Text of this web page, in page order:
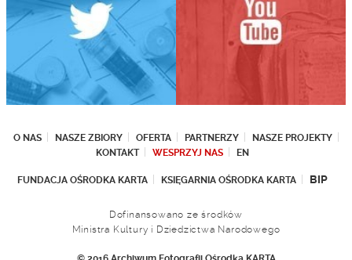
O NAS NASZE ZBIORY OFERTA PARTNERZY
NASZE PROJEKTY
KONTAKT
WESPRZYJ NAS EN
FUNDACJA OŚRODKA KARTA KSIĘGARNIA OŚRODKA KARTA BIP
Dofinansowano ze środków
Ministra Kultury i Dziedzictwa Narodowego